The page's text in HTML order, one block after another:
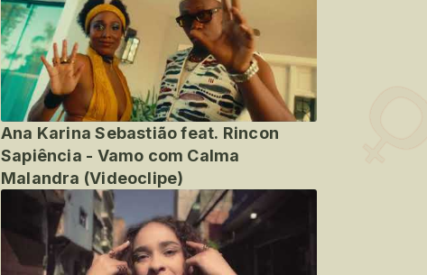
Ana Karina Sebastião feat. Rincon
Sapiência - Vamo com Calma
Malandra (Videoclipe)